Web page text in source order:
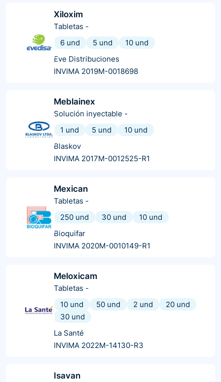
Xiloxim
Tabletas -
6 und
5 und
10 und
Eve Distribuciones
INVIMA 2019M-0018698
Meblainex
Solución inyectable -
1 und
5 und
10 und
Blaskov
INVIMA 2017M-0012525-R1
Mexican
Tabletas -
250 und
30 und
10 und
Bioquifar
INVIMA 2020M-0010149-R1
Meloxicam
Tabletas -
10 und
50 und 2 und
20 und
30 und
La Santé
INVIMA 2022M-14130-R3
Isavan